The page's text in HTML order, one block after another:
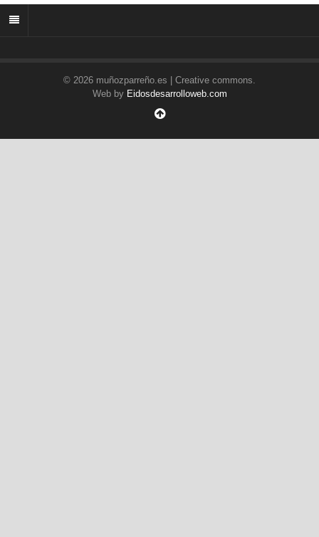
© 2026 muñozparreño.es | Creative commons.
Web by Eidosdesarrolloweb.com